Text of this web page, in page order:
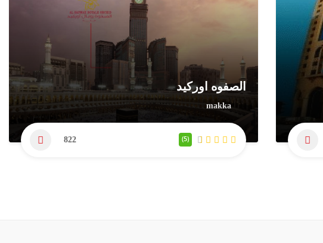
الصفوه اوركيد
makka
(5)
822